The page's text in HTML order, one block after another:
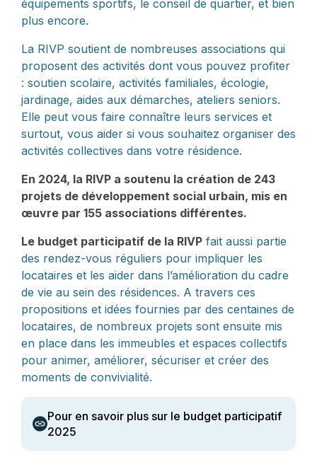
équipements sportifs, le conseil de quartier, et bien
plus encore.
La RIVP soutient de nombreuses associations qui
proposent des activités dont vous pouvez profiter
: soutien scolaire, activités familiales, écologie,
jardinage, aides aux démarches, ateliers seniors.
Elle peut vous faire connaître leurs services et
surtout, vous aider si vous souhaitez organiser des
activités collectives dans votre résidence.
En 2024, la RIVP a soutenu la création de 243
projets de développement social urbain, mis en
œuvre par 155 associations différentes.
Le budget participatif de la RIVP fait aussi partie
des rendez-vous réguliers pour impliquer les
locataires et les aider dans l’amélioration du cadre
de vie au sein des résidences. A travers ces
propositions et idées fournies par des centaines de
locataires, de nombreux projets sont ensuite mis
en place dans les immeubles et espaces collectifs
pour animer, améliorer, sécuriser et créer des
moments de convivialité.
Pour en savoir plus sur le budget participatif
2025